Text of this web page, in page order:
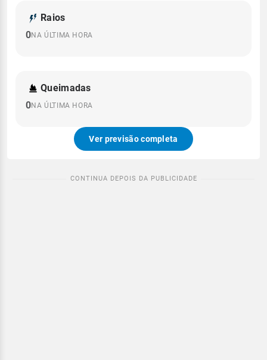
Raios
0NA ÚLTIMA HORA
Queimadas
0NA ÚLTIMA HORA
Ver previsão completa